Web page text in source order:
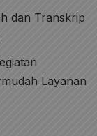
dan Transkrip
Layanan